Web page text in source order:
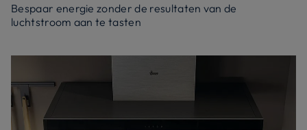
Bespaar energie zonder de resultaten van de
luchtstroom aan te tasten